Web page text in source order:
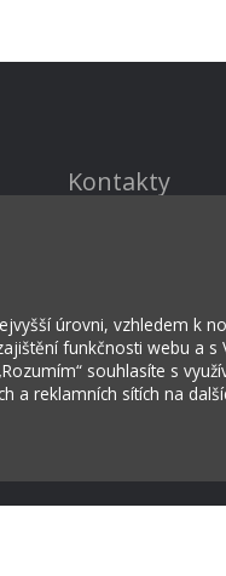
úrovni, vzhledem k
funkčnosti webu a s
souhlasíte s
a reklamních sítích na
Kontakty